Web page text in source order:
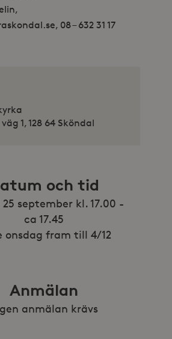
08 – 632 31 17
1, 128 64 Sköndal
och tid
september kl. 17.00 -
ca 17.45
onsdag fram till 4/12
Anmälan
anmälan krävs